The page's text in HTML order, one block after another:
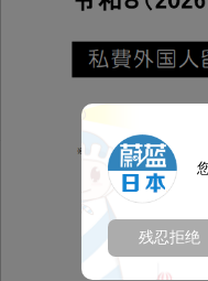
残忍拒绝